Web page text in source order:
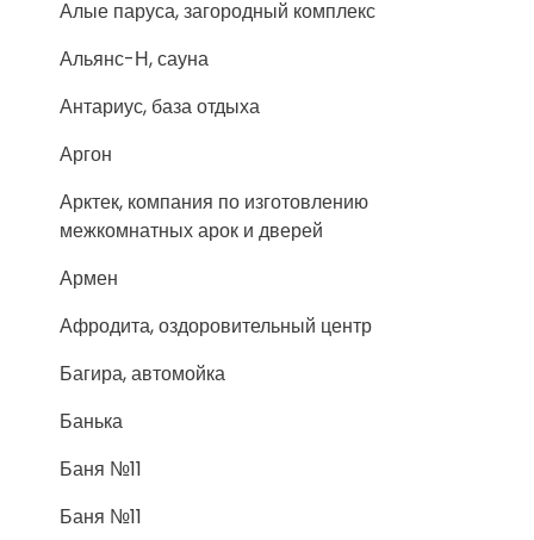
Алые паруса, загородный комплекс
Альянс-Н, сауна
Антариус, база отдыха
Аргон
Арктек, компания по изготовлению
межкомнатных арок и дверей
Армен
Афродита, оздоровительный центр
Багира, автомойка
Банька
Баня №11
Баня №11